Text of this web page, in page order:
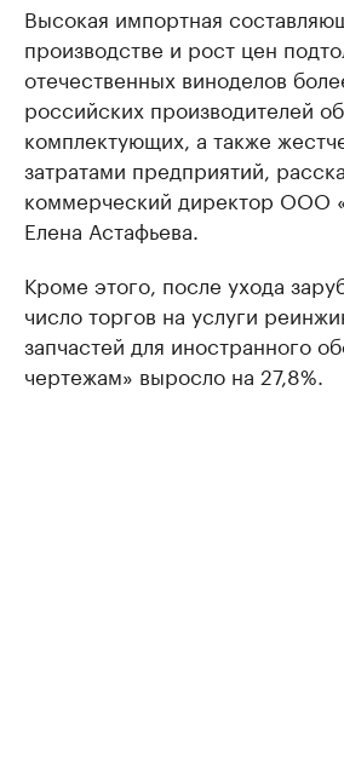
Высокая импортная
производстве и рост цен
отечественных виноделов
российских производителей
комплектующих, а также
затратами предприятий,
коммерческий директор ООО
Елена Астафьева.
Кроме этого, после ухода
число торгов на услуги
запчастей для иностранного
чертежам» выросло на 27,8%.